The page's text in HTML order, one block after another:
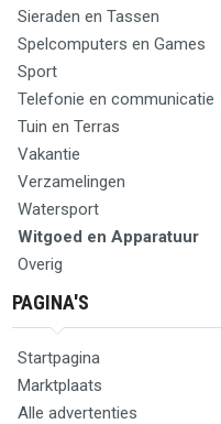
Sieraden en Tassen
Spelcomputers en Games
Sport
Telefonie en communicatie
Tuin en Terras
Vakantie
Verzamelingen
Watersport
Witgoed en Apparatuur
Overig
PAGINA'S
Startpagina
Marktplaats
Alle advertenties